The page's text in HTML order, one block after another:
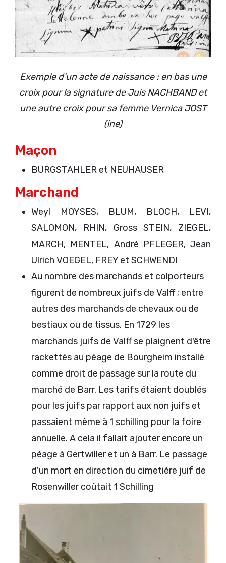
Exemple d'un acte de naissance : en bas une
croix pour la signature de Juis NACHBAND et
une autre croix pour sa femme Vernica JOST
(ine)
Maçon
BURGSTAHLER et NEUHAUSER
Marchand
Weyl MOYSES, BLUM, BLOCH, LEVI,
SALOMON, RHIN, Gross STEIN, ZIEGEL,
MARCH, MENTEL, André PFLEGER, Jean
Ulrich VOEGEL, FREY et SCHWENDI
Au nombre des marchands et colporteurs
figurent de nombreux juifs de Valff ; entre
autres des marchands de chevaux ou de
bestiaux ou de tissus. En 1729 les
marchands juifs de Valff se plaignent d'être
rackettés au péage de Bourgheim installé
comme droit de passage sur la route du
marché de Barr. Les tarifs étaient doublés
pour les juifs par rapport aux non juifs et
passaient même à 1 schilling pour la foire
annuelle. A cela il fallait ajouter encore un
péage à Gertwiller et un à Barr. Le passage
d'un mort en direction du cimetière juif de
Rosenwiller coûtait 1 Schilling